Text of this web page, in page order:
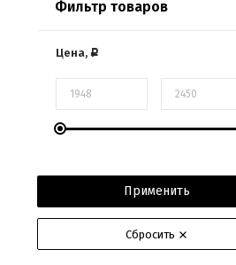
Фильтр товаров
Цена, Р
Применить
Сбросить